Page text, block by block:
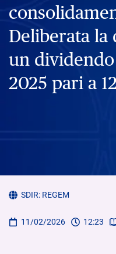
Deliberata
un
2025 pari a
SDIR: REGEM
11/02/2026 12:23